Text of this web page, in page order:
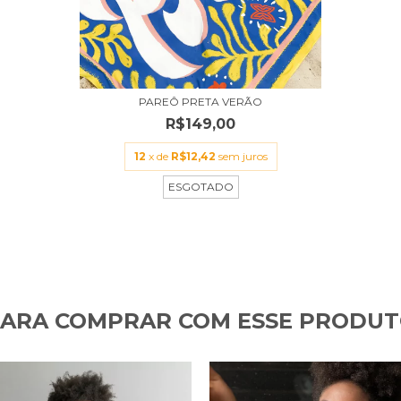
PAREÔ PRETA VERÃO
R$149,00
12 x de R$12,42 sem juros
ESGOTADO
COMPRAR COM ESSE